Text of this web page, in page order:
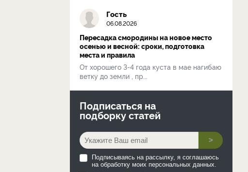
Гость
06.08.2026
Пересадка смородины на новое место
осенью и весной: сроки, подготовка
места и правила
От хорошего 3-4 года куста в мае нагибаю
ветку до земли , пр...
Подписаться на
подборку статей
>
Подписываясь на рассылку, я соглашаюсь
на обработку моих персональных данных.